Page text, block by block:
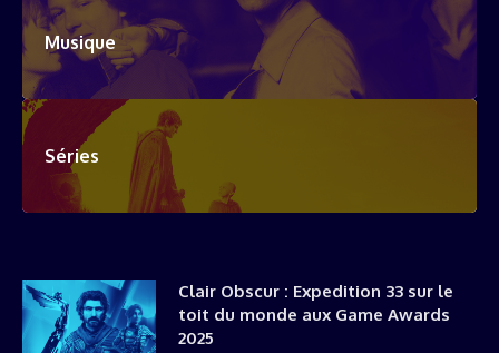
Musique
Séries
Clair Obscur : Expedition 33 sur le
toit du monde aux Game Awards
2025